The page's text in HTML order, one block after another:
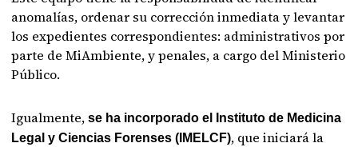
anomalías, ordenar su corrección inmediata y levantar
los expedientes correspondientes: administrativos por
parte de MiAmbiente, y penales, a cargo del Ministerio
Público.
Igualmente, se ha incorporado el Instituto de Medicina
Legal y Ciencias Forenses (IMELCF), que iniciará la